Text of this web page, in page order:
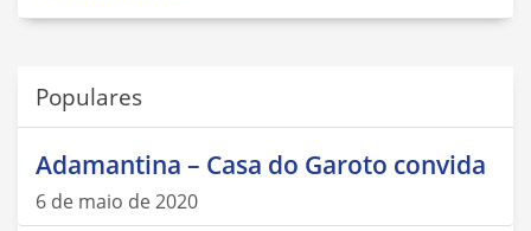
Populares
Adamantina – Casa do Garoto convida
6 de maio de 2020